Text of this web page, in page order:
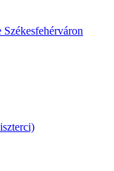
Székesfehérváron